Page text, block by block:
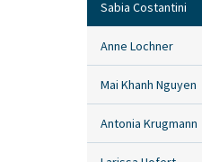
Sabia Costantini
Anne Lochner
Mai Khanh Nguyen
Antonia Krugmann